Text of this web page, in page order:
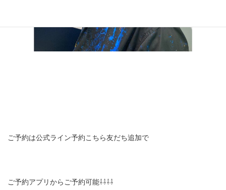
ご予約は公式ライン予約こちら友だち追加で
ご予約アプリからご予約可能⇩⇩⇩⇩